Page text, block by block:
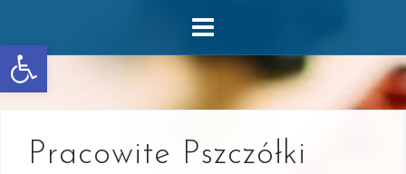
Otwórz pasek narzędzi
content
Pracowite Pszczółki